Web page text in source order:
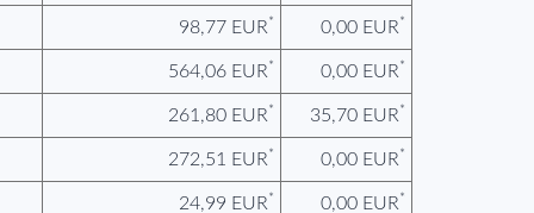
98,77 EUR* 0,00 EUR*
564,06 EUR* 0,00 EUR*
261,80 EUR* 35,70 EUR*
272,51 EUR* 0,00 EUR*
24,99 EUR* 0,00 EUR*